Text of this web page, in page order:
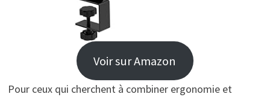
Voir sur Amazon
Pour ceux qui cherchent à combiner ergonomie et